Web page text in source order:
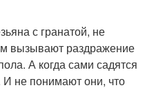
с гранатой, не
вызывают раздражение
А когда сами садятся
И не понимают они, что